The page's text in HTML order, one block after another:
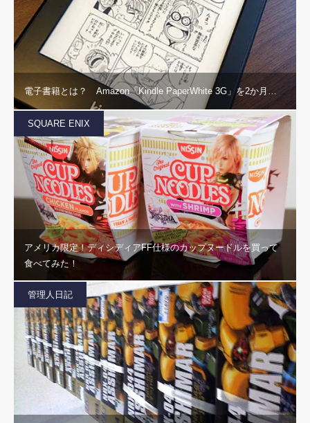
電子書籍とは？ Amazon「Kindle PaperWhite 3G」を2か月…
SQUARE ENIX
アメリカ限定！ディシディアFF仕様のカップヌードルを買って
食べてみた！
管理人日記